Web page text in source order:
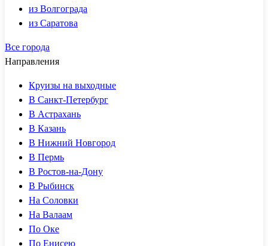
из Волгограда
из Саратова
Все города
Направления
Круизы на выходные
В Санкт-Петербург
В Астрахань
В Казань
В Нижний Новгород
В Пермь
В Ростов-на-Дону
В Рыбинск
На Соловки
На Валаам
По Оке
По Енисею